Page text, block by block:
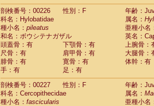
剖検番号：00226
性別：F
年齢：
科名：Hylobatidae
属名：
種小名： pileatus
亜種小名
和名：ボウシテナガザル
英名：
頭蓋骨：有
下顎骨：有
上腕骨：
尺骨：有
肩甲骨：有
大腿骨：
腓骨：有
寛骨：有
体幹：有
手：有
足：有
剖検番号：00227
性別：F
年齢：
科名：Cercopithecidae
属名：
種小名： fascicularis
亜種小名